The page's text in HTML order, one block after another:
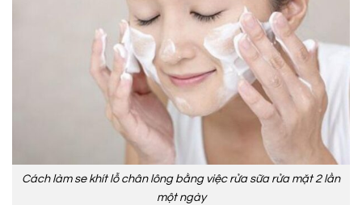
Cách làm se khít lỗ chân lông bằng việc rửa sữa rửa mặt 2 lần
một ngày